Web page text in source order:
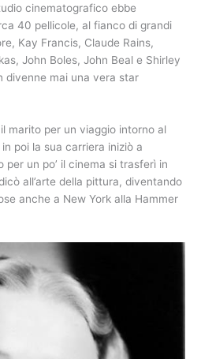
cinematografico ebbe
40 pellicole, al fianco di grandi
Kay Francis, Claude Rains,
John Boles, John Beal e Shirley
divenne mai una vera star
marito per un viaggio intorno al
poi la sua carriera iniziò a
per un po’ il cinema si trasferì in
all’arte della pittura, diventando
anche a New York alla Hammer